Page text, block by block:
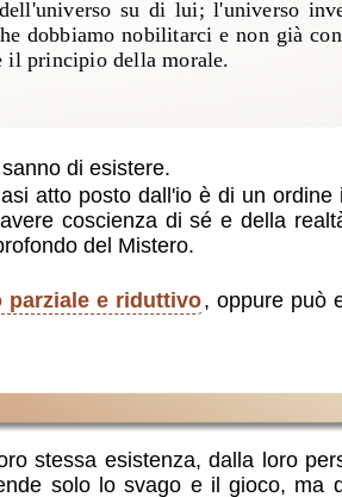
su di lui; l'universo
dobbiamo nobilitarci e non già
il principio della morale.
di esistere.
atto posto dall'io è di un ordine
coscienza di sé e della
del Mistero.
parziale e riduttivo, oppure può
stessa esistenza, dalla loro
solo lo svago e il gioco, ma